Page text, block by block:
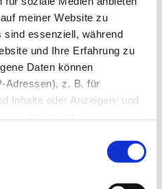
meiner Website zu
sind essenziell, während
und Ihre Erfahrung zu
Daten können
Adressen), z. B. für
Inhalte oder Anzeigen- und
weiter. Diese Partner
mit weiteren
bereitgestellt haben oder